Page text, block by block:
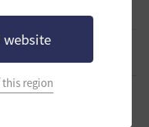
website
region
前
について
本 10 時間前
」立ち上げメンバー募